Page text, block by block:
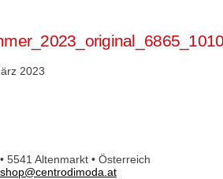
2023
5541 Altenmarkt • Österreich
shop@centrodimoda.at